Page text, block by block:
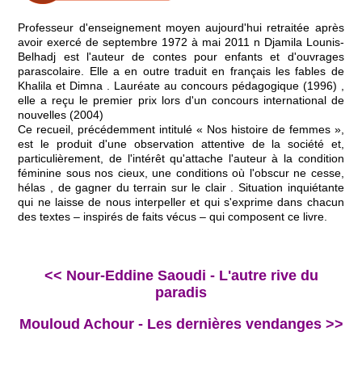
Professeur d'enseignement moyen aujourd'hui retraitée après
avoir exercé de septembre 1972 à mai 2011 n Djamila Lounis-
Belhadj est l'auteur de contes pour enfants et d'ouvrages
parascolaire. Elle a en outre traduit en français les fables de
Khalila et Dimna . Lauréate au concours pédagogique (1996) ,
elle a reçu le premier prix lors d'un concours international de
nouvelles (2004)
Ce recueil, précédemment intitulé « Nos histoire de femmes »,
est le produit d'une observation attentive de la société et,
particulièrement, de l'intérêt qu'attache l'auteur à la condition
féminine sous nos cieux, une conditions où l'obscur ne cesse,
hélas , de gagner du terrain sur le clair . Situation inquiétante
qui ne laisse de nous interpeller et qui s'exprime dans chacun
des textes – inspirés de faits vécus – qui composent ce livre.
<< Nour-Eddine Saoudi - L'autre rive du
paradis
Mouloud Achour - Les dernières vendanges >>